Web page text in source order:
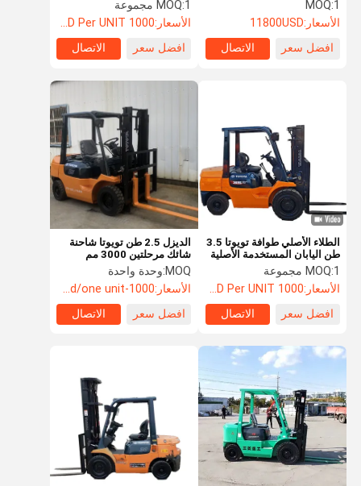
جولة في
المعمل
ضبط الجودة اتصل بنا أخبار
حفارة مستعملة
حفر هيدروليكي مستعمل
الشاحنة الديزل المستعملة
الشوكة الكهربائية المستعملة
المحمول المستخدم
رافعة مستعملة
الصاري
MOQ:1
الأسعار:11800USD
افضل سعر
الاتصال
MOQ:1 مجموعة
الأسعار:1000 USD Per UNIT
افضل سعر
الاتصال
الطلاء الأصلي طوافة تويوتا 3.5
طن اليابان المستخدمة الأصلية
اليد الثانية
MOQ:1 مجموعة
الأسعار:1000 USD Per UNIT
افضل سعر
الاتصال
الديزل 2.5 طن تويوتا شاحنة
شائك مرحلتين 3000 مم
ارتفاع رفع 3m ارتفاع رفع
MOQ: وحدة واحدة
الأسعار:1000-2000usd/one unit
افضل سعر
الاتصال